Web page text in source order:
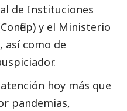
de Instituciones
y el Ministerio
, así como de
hoy más que
pandemias,